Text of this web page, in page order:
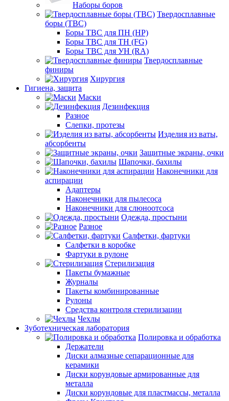
Наборы боров
Твердосплавные
боры (ТВС)
Боры ТВС для ПН (HP)
Боры ТВС для ТН (FG)
Боры ТВС для УН (RA)
Твердосплавные
финиры
Хирургия
Гигиена, защита
Маски
Дезинфекция
Разное
Слепки, протезы
Изделия из ваты,
абсорбенты
Защитные экраны, очки
Шапочки, бахилы
Наконечники для
аспирации
Адаптеры
Наконечники для пылесоса
Наконечники для слюноотсоса
Одежда, простыни
Разное
Салфетки, фартуки
Салфетки в коробке
Фартуки в рулоне
Стерилизация
Пакеты бумажные
Журналы
Пакеты комбинированные
Рулоны
Средства контроля стерилизации
Чехлы
Зуботехническая лаборатория
Полировка и обработка
Держатели
Диски алмазные сепарационные для
керамики
Диски корундовые армированные для
металла
Диски корундовые для пластмассы, металла